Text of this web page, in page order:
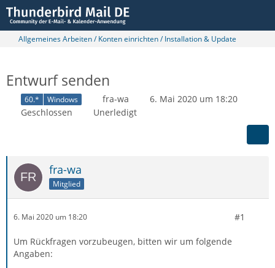
Allgemeines Arbeiten / Konten einrichten / Installation & Update
Entwurf senden
60.* Windows fra-wa
6. Mai 2020 um 18:20
Geschlossen
Unerledigt
fra-wa
Mitglied
6. Mai 2020 um 18:20 #1
Um Rückfragen vorzubeugen, bitten wir um folgende
Angaben: